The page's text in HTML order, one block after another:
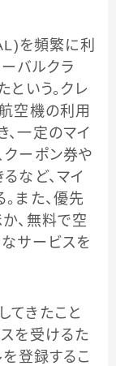
を頻繁に利
バルクラ
という。クレ
空機の利用
一定のマイ
クーポン券や
など、マイ
また、優先
、無料で空
サービスを
てきたこと
を受けるた
を登録するこ